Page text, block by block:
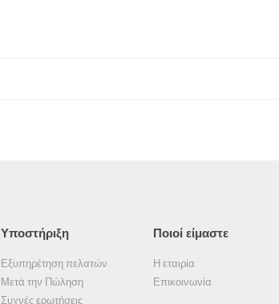
Υποστήριξη
Εξυπηρέτηση πελατών
Μετά την Πώληση
Συχνές ερωτήσεις
Ποιοί είμαστε
Η εταιρία
Επικοινωνία